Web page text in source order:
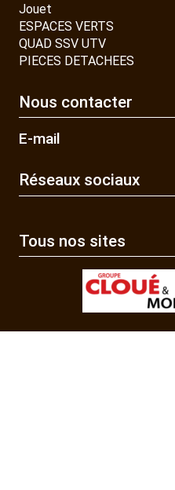
Jouet
ESPACES VERTS
QUAD SSV UTV
PIECES DETACHEES
Nous contacter
E-mail
Réseaux sociaux
Tous nos sites